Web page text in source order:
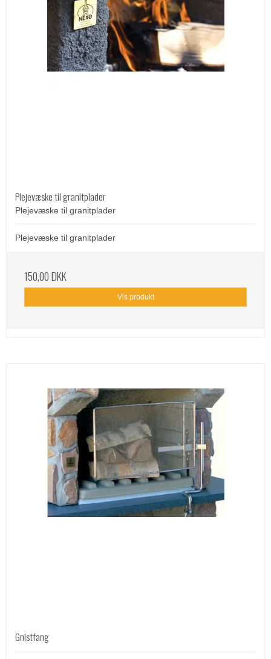
Plejevæske til granitplader
Plejevæske til granitplader
Plejevæske til granitplader
150,00 DKK
Vis produkt
Gnistfang